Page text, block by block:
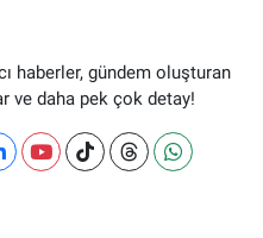
haberler, gündem oluşturan
ve daha pek çok detay!